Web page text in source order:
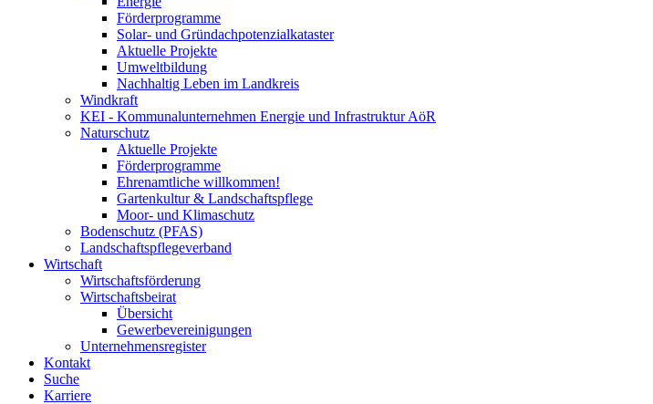
Förderprogramme
Solar- und Gründachpotenzialkataster
Aktuelle Projekte
Umweltbildung
Nachhaltig Leben im Landkreis
Windkraft
KEI - Kommunalunternehmen Energie und Infrastruktur AöR
Naturschutz
Aktuelle Projekte
Förderprogramme
Ehrenamtliche willkommen!
Gartenkultur & Landschaftspflege
Moor- und Klimaschutz
Bodenschutz (PFAS)
Landschaftspflegeverband
Wirtschaft
Wirtschaftsförderung
Wirtschaftsbeirat
Übersicht
Gewerbevereinigungen
Unternehmensregister
Kontakt
Suche
Karriere